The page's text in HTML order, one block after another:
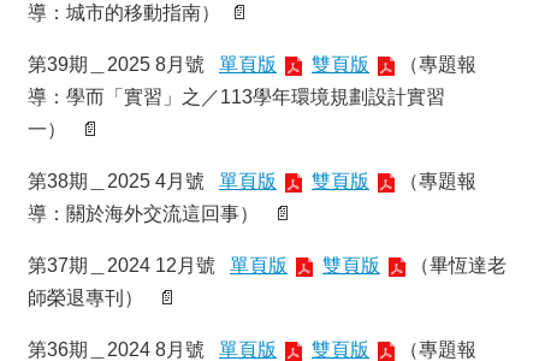
息
系
簡
介
系
所
成
員
招
資
導：城市的移動指南） 📄
第39期＿2025 8月號 單頁版 雙頁版
（專題報
導：學而「實習」之／113學年環境規劃設計實習
一） 📄
第38期＿2025 4月號 單頁版 雙頁版
（專題報
導：關於海外交流這回事） 📄
第37期＿2024 12月號 單頁版 雙頁版
（畢恆達老
師榮退專刊） 📄
第36期＿2024 8月號 單頁版 雙頁版
（專題報